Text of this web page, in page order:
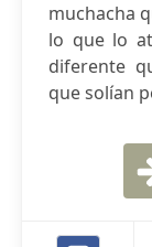
muchacha
lo que lo
diferente
que solían